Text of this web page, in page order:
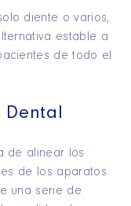
diente o varios,
estable a
de todo el
de alinear los
de los aparatos
una serie de